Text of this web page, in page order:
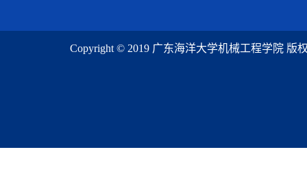
Copyright © 2019 广东海洋大学机械工程